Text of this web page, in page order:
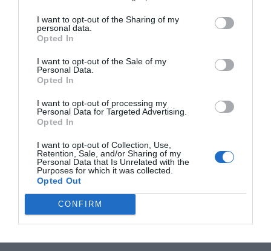
I want to opt-out of the Sharing of my
personal data.
Opted In
I want to opt-out of the Sale of my
Personal Data.
Opted In
I want to opt-out of processing my
Personal Data for Targeted Advertising.
Opted In
I want to opt-out of Collection, Use,
Retention, Sale, and/or Sharing of my
Personal Data that Is Unrelated with the
Purposes for which it was collected.
Opted Out
CONFIRM